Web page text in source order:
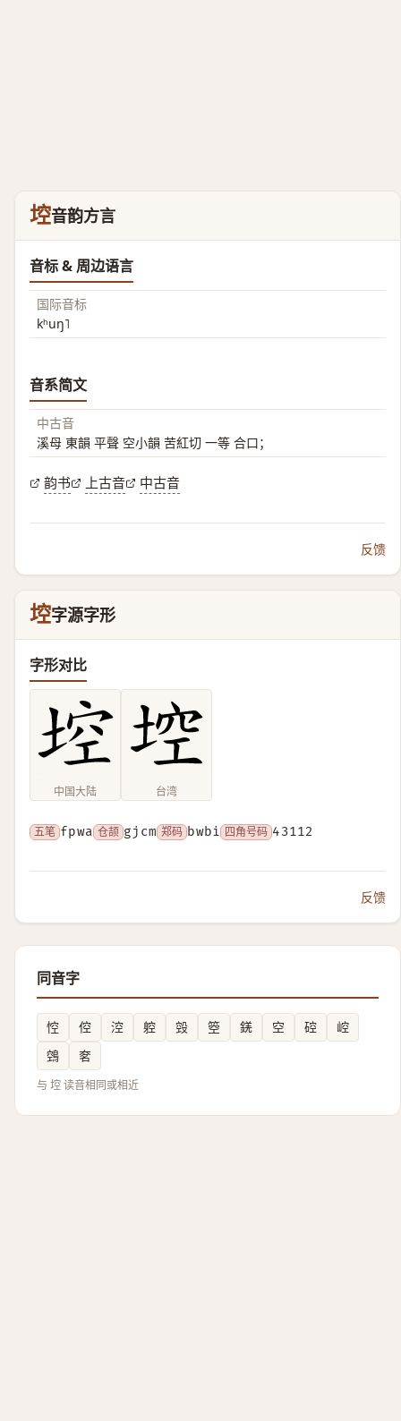
埪音韵方言
音标 & 周边语言
国际音标
kʰuŋ˥
音系简文
中古音
溪母 東韻 平聲 空小韻 苦紅切 一等 合口；
韵书 上古音 中古音
反馈
埪字源字形
字形对比
中国大陆 台湾
五笔 fpwa 仓颉 gjcm 郑码 bwbi 四角号码 43112
反馈
同音字
悾 倥 涳 躻 㲁 箜 錓 空 硿
崆
鵼
㚚
与 埪 读音相同或相近